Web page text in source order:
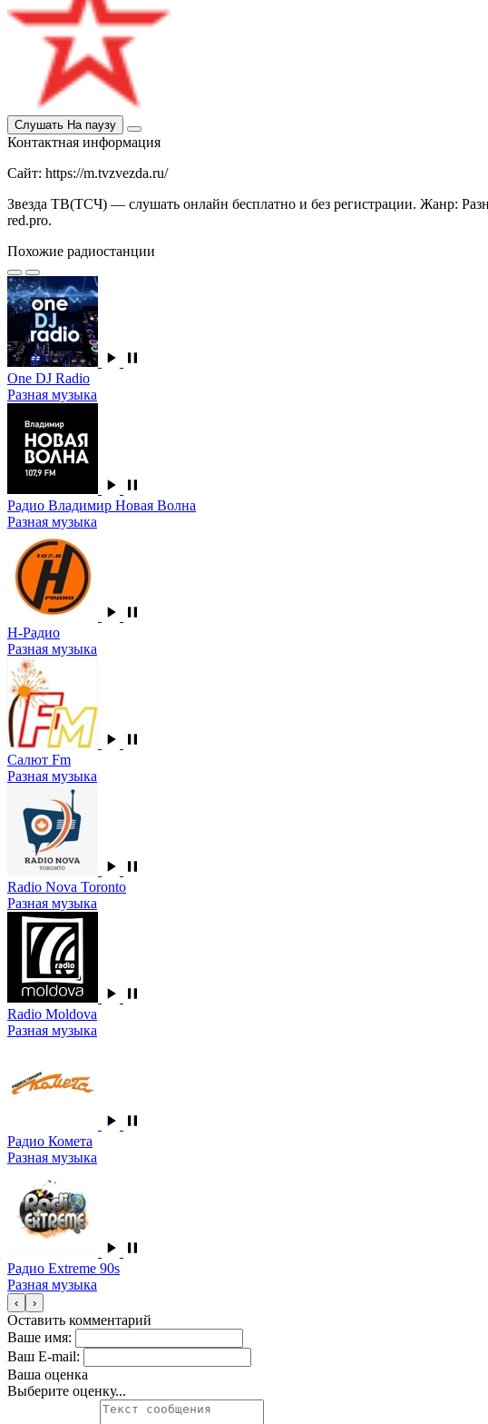
Слушать На паузу
Контактная информация
Сайт: https://m.tvzvezda.ru/
Звезда ТВ(ТСЧ) — слушать онлайн бесплатно и без регистрации. Жанр:
red.pro.
Похожие радиостанции
One DJ Radio
Разная музыка
Радио Владимир Новая Волна
Разная музыка
Н-Радио
Разная музыка
Салют Fm
Разная музыка
Radio Nova Toronto
Разная музыка
Radio Moldova
Разная музыка
Радио Комета
Разная музыка
Радио Extreme 90s
Разная музыка
‹ ›
Оставить комментарий
Ваше имя:
Ваш E-mail:
Ваша оценка
Выберите оценку...